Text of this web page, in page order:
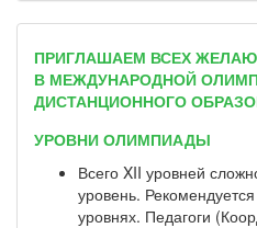
ПРИГЛАШАЕМ ВСЕХ
В МЕЖДУНАРОДНОЙ
ДИСТАНЦИОННОГО
УРОВНИ ОЛИМПИАДЫ
Всего XII уровней
уровень.
уровнях. Педагоги